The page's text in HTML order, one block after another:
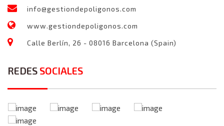
info@gestiondepoligonos.com
www.gestiondepoligonos.com
Calle Berlín, 26 - 08016 Barcelona (Spain)
REDES SOCIALES